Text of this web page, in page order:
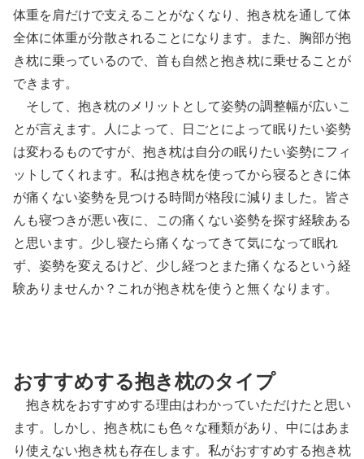
体重を肩だけで支えることがなくなり、抱き枕を通して体
全体に体重が分散されることになります。また、胸部が抱
き枕に乗っているので、首も自然と抱き枕に乗せることが
できます。
そして、抱き枕のメリットとして姿勢の調整幅が広いこ
とが言えます。人によって、日ごとによって眠りたい姿勢
は変わるものですが、抱き枕は自分の眠りたい姿勢にフィ
ットしてくれます。私は抱き枕を使ってから寝るときに体
が痛くない姿勢を見つける時間が格段に減りました。皆さ
んも寝つきが悪い夜に、この痛くない姿勢を探す経験ある
と思います。少し寝たら痛くなってきて気になって眠れ
ず、姿勢を変えるけど、少し経つとまた痛くなるという経
験ありませんか？これが抱き枕を使うと無くなります。
おすすめする抱き枕のタイプ
抱き枕をおすすめする理由はわかっていただけたと思い
ます。しかし、抱き枕にも色々な種類があり、中にはあま
り使えない抱き枕も存在します。私がおすすめする抱き枕